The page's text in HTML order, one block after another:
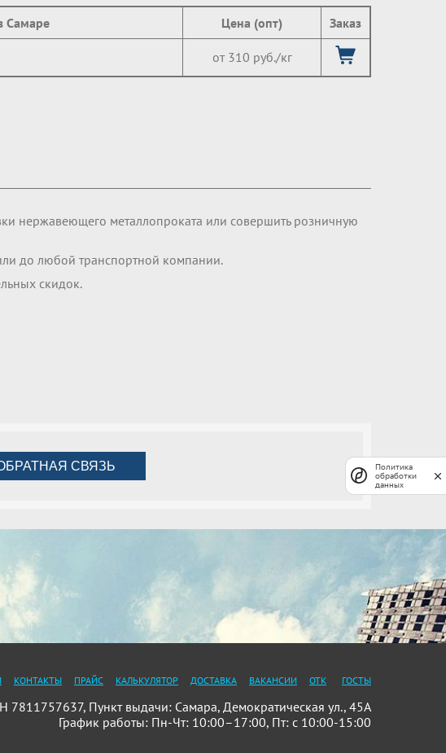
Самаре Цена (опт) Заказ
от 310 руб./кг
нержавеющего металлопроката или совершить розничную
до любой транспортной компании.
скидок.
СВЯЗЬ
КОНТАКТЫ ПРАЙС КАЛЬКУЛЯТОР ДОСТАВКА ВАКАНСИИ ОТК ГОСТЫ
Пункт выдачи: Самара, Демократическая ул., 45А
График работы: Пн-Чт: 10:00–17:00, Пт: с 10:00-15:00
Политика
обработки
данных